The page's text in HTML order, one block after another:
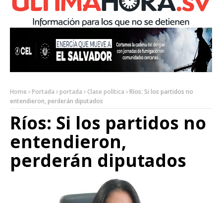
Home Portada portada Clase política
Ríos: Si los partidos no
entendieron, perderán diputados
Ríos: Si los partidos no
entendieron,
perderán diputados